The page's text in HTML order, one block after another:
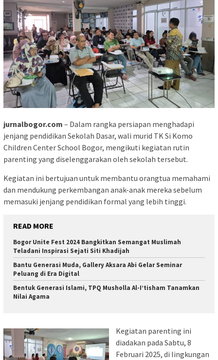
jurnalbogor.com – Dalam rangka persiapan menghadapi
jenjang pendidikan Sekolah Dasar, wali murid TK Si Komo
Children Center School Bogor, mengikuti kegiatan rutin
parenting yang diselenggarakan oleh sekolah tersebut.
Kegiatan ini bertujuan untuk membantu orangtua memahami
dan mendukung perkembangan anak-anak mereka sebelum
memasuki jenjang pendidikan formal yang lebih tinggi.
READ MORE
Bogor Unite Fest 2024 Bangkitkan Semangat Muslimah
Teladani Inspirasi Sejati Siti Khadijah
Bantu Generasi Muda, Gallery Aksara Abi Gelar Seminar
Peluang di Era Digital
Bentuk Generasi Islami, TPQ Musholla Al-I’tisham Tanamkan
Nilai Agama
Kegiatan parenting ini
diadakan pada Sabtu, 8
Februari 2025, di lingkungan